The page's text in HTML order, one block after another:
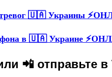
тревог 🇺🇦 Украины
фона в 🇺🇦 Украине
📲 отправьте